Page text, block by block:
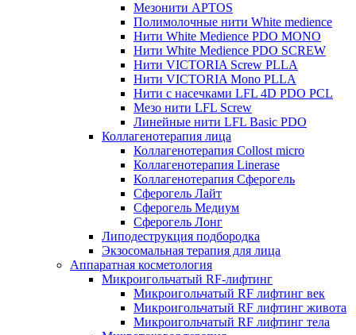
Мезонити APTOS
Полимолочные нити White medience
Нити White Medience PDO MONO
Нити White Medience PDO SCREW
Нити VICTORIA Screw PLLA
Нити VICTORIA Mono PLLA
Нити с насечками LFL 4D PDO PCL
Мезо нити LFL Screw
Линейные нити LFL Basic PDO
Коллагенотерапия лица
Коллагенотерапия Collost micro
Коллагенотерапия Linerase
Коллагенотерапия Сферогель
Сферогель Лайт
Сферогель Медиум
Сферогель Лонг
Липодеструкция подбородка
Экзосомальная терапия для лица
Аппаратная косметология
Микроигольчатый RF-лифтинг
Микроигольчатый RF лифтинг век
Микроигольчатый RF лифтинг живота
Микроигольчатый RF лифтинг тела